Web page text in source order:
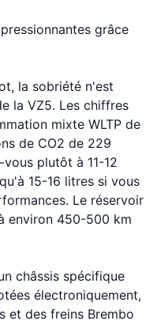
grâce
la sobriété n'est
la VZ5. Les chiffres
mixte WLTP de
de CO2 de 229
plutôt à 11-12
15-16 litres si vous
Le réservoir
environ 450-500 km
châssis spécifique
électroniquement,
et des freins Brembo